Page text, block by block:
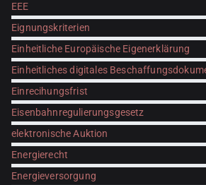
EEE
Eignungskriterien
Einheitliche Europäische Eigenerklärung
Einheitliches digitales
Einrecihungsfrist
Eisenbahnregulierungsgesetz
elektronische Auktion
Energierecht
Energieversorgung